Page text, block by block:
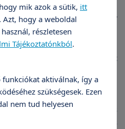
az enyhe stádiumú
„csak”
ami látszólag rendezi
az alapbetegségét nem
gyógyszert és krémeket
igazi megoldást.
nőgyógyász és
szakorvos szoros
mik azok a sütik, itt
Azt, hogy a weboldal
részletesen
Tájékoztatónkból.
funkciókat aktiválnak, így a
szükségesek. Ezen
nem tud helyesen